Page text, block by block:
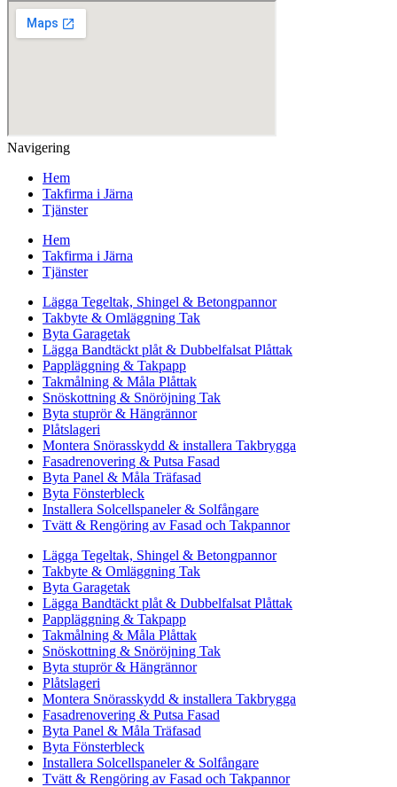
Navigering
Hem
Takfirma i Järna
Tjänster
Hem
Takfirma i Järna
Tjänster
Lägga Tegeltak, Shingel & Betongpannor
Takbyte & Omläggning Tak
Byta Garagetak
Lägga Bandtäckt plåt & Dubbelfalsat Plåttak
Pappläggning & Takpapp
Takmålning & Måla Plåttak
Snöskottning & Snöröjning Tak
Byta stuprör & Hängrännor
Plåtslageri
Montera Snörasskydd & installera Takbrygga
Fasadrenovering & Putsa Fasad
Byta Panel & Måla Träfasad
Byta Fönsterbleck
Installera Solcellspaneler & Solfångare
Tvätt & Rengöring av Fasad och Takpannor
Lägga Tegeltak, Shingel & Betongpannor
Takbyte & Omläggning Tak
Byta Garagetak
Lägga Bandtäckt plåt & Dubbelfalsat Plåttak
Pappläggning & Takpapp
Takmålning & Måla Plåttak
Snöskottning & Snöröjning Tak
Byta stuprör & Hängrännor
Plåtslageri
Montera Snörasskydd & installera Takbrygga
Fasadrenovering & Putsa Fasad
Byta Panel & Måla Träfasad
Byta Fönsterbleck
Installera Solcellspaneler & Solfångare
Tvätt & Rengöring av Fasad och Takpannor